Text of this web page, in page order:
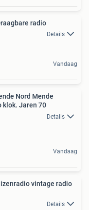
radio
Details
Vandaag
Nord Mende
klok. Jaren 70
Details
Vandaag
vintage radio
Details